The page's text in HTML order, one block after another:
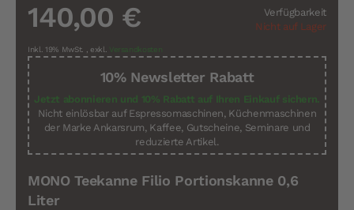
Verfügbarkeit
Nicht auf Lager
140,00 €
Inkl. 19% MwSt. , exkl. Versandkosten
10% Newsletter Rabatt
Jetzt abonnieren und 10% Rabatt auf Ihren Einkauf sichern.
Nicht einlösbar auf Espressomaschinen, Küchenmaschinen
der Marke Ankarsrum, Kaffee, Gutscheine, Seminare und
reduzierte Artikel.
MONO Teekanne Filio Portionskanne 0,6
Liter